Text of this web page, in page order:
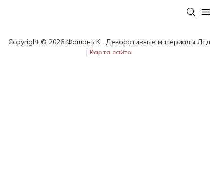
Copyright © 2026 Фошань KL Декоративные материалы Лтд
| Карта сайта